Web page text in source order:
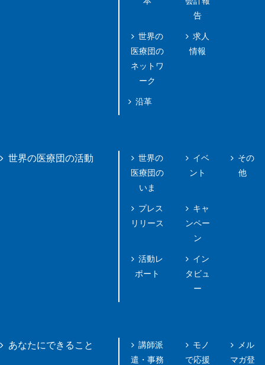
世界の
医療団の
ネットワ
ーク
沿革
告
求人
情報
世界の医療団の活動
世界の
医療団の
いま
プレス
リリース
活動レ
ポート
イベ
ント
キャ
ンペー
ン
イン
タビュ
ー
その
他
あなたにできること
講師派
遣・事務
モノ
で応援
メル
マガ登